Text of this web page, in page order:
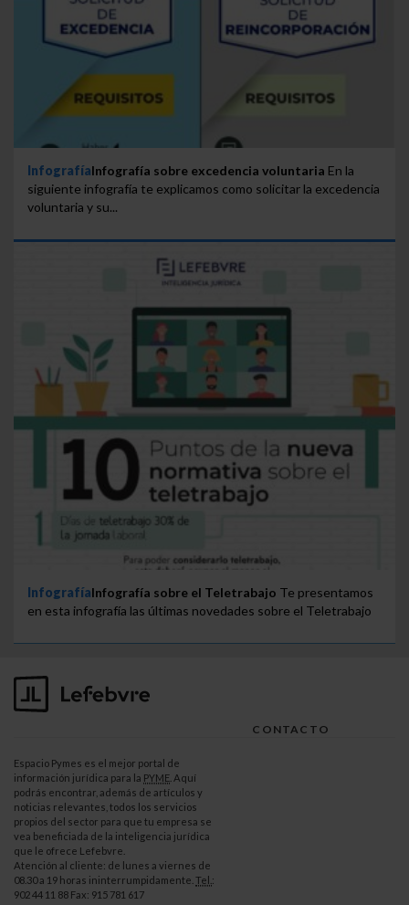
InfografíaInfografía sobre excedencia voluntaria En la
siguiente infografía te explicamos como solicitar la excedencia
voluntaria y su...
InfografíaInfografía sobre el Teletrabajo Te presentamos
en esta infografía las últimas novedades sobre el Teletrabajo
CONTACTO
Espacio Pymes es el mejor portal de
información jurídica para la PYME . Aquí
podrás encontrar, además de artículos y
noticias relevantes, todos los servicios
propios del sector para que tu empresa se
vea beneficiada de la inteligencia jurídica
que le ofrece Lefebvre.
Atención al cliente: de lunes a viernes de
08.30 a 19 horas ininterrumpidamente. Tel. :
902 44 11 88 Fax: 915 781 617